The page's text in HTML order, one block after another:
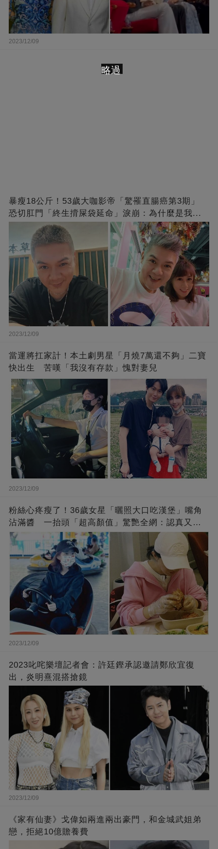
2023/12/09
暴瘦18公斤！53歲大咖影帝「驚罹直腸癌第3期」
恐切肛門「終生揹屎袋延命」淚崩：為什麼是我...
2023/12/09
當運將扛家計！本土劇男星「月燒7萬還不夠」二寶
快出生 苦嘆「我沒有存款」愧對妻兒
2023/12/09
粉絲心疼瘦了！36歲女星「曬照大口吃漢堡」嘴角
沾滿醬 一抬頭「超高顏值」驚艷全網：認真又美
麗!
2023/12/09
2023叱咤樂壇記者會：許廷鏗承認邀請鄭欣宜復
出，炎明熹混搭搶鏡
2023/12/09
《家有仙妻》戈偉如兩進兩出豪門，和金城武姐弟
戀，拒絕10億贍養費
略過